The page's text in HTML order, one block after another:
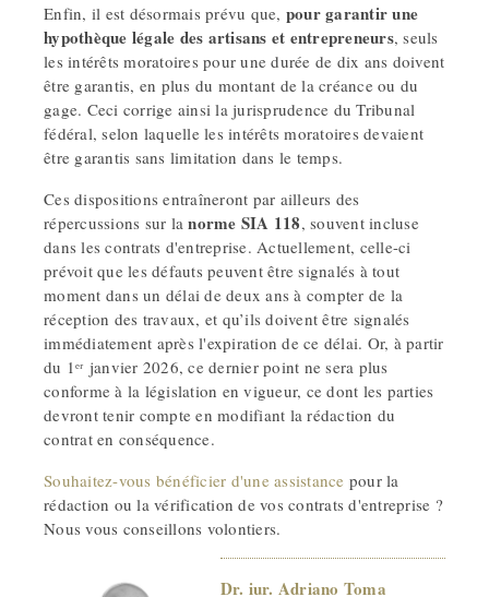
Enfin, il est désormais prévu que, pour garantir une
hypothèque légale des artisans et entrepreneurs, seuls
les intérêts moratoires pour une durée de dix ans doivent
être garantis, en plus du montant de la créance ou du
gage. Ceci corrige ainsi la jurisprudence du Tribunal
fédéral, selon laquelle les intérêts moratoires devaient
être garantis sans limitation dans le temps.
Ces dispositions entraîneront par ailleurs des
répercussions sur la norme SIA 118, souvent incluse
dans les contrats d'entreprise. Actuellement, celle-ci
prévoit que les défauts peuvent être signalés à tout
moment dans un délai de deux ans à compter de la
réception des travaux, et qu’ils doivent être signalés
immédiatement après l'expiration de ce délai. Or, à partir
du 1ᵉʳ janvier 2026, ce dernier point ne sera plus
conforme à la législation en vigueur, ce dont les parties
devront tenir compte en modifiant la rédaction du
contrat en conséquence.
Souhaitez-vous bénéficier d'une assistance pour la
rédaction ou la vérification de vos contrats d'entreprise ?
Nous vous conseillons volontiers.
Dr. iur. Adriano Toma